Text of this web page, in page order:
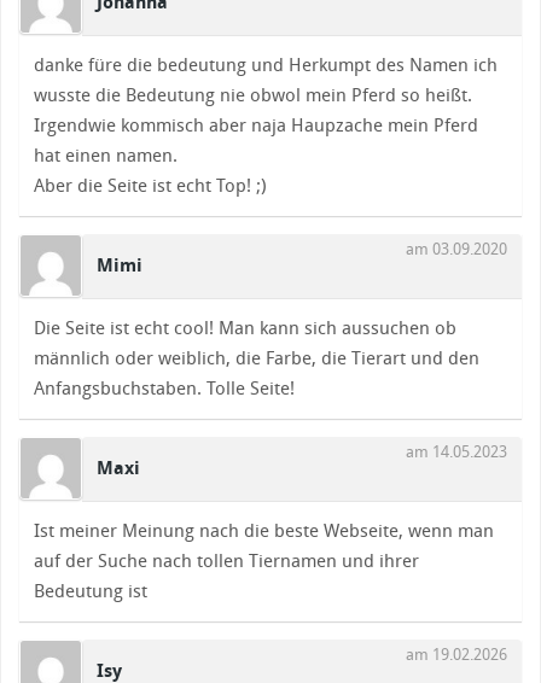
danke füre die bedeutung und Herkumpt des Namen ich
wusste die Bedeutung nie obwol mein Pferd so heißt.
Irgendwie kommisch aber naja Haupzache mein Pferd
hat einen namen.
Aber die Seite ist echt Top! ;)
Mimi
am 03.09.2020
Die Seite ist echt cool! Man kann sich aussuchen ob
männlich oder weiblich, die Farbe, die Tierart und den
Anfangsbuchstaben. Tolle Seite!
Maxi
am 14.05.2023
Ist meiner Meinung nach die beste Webseite, wenn man
auf der Suche nach tollen Tiernamen und ihrer
Bedeutung ist
Isy
am 19.02.2026